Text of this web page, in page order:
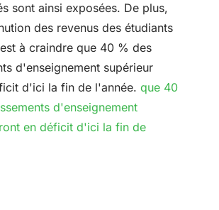
sont ainsi exposées. De plus,
des revenus des étudiants
à craindre que 40 % des
d'enseignement supérieur
d'ici la fin de l'année. que 40
d'enseignement
en déficit d'ici la fin de